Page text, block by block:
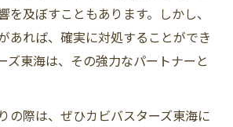
を及ぼすこともあります。しかし、
あれば、確実に対処することができ
ズ東海は、その強力なパートナーと
の際は、ぜひカビバスターズ東海に